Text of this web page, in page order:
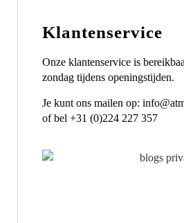
Klantenservice
Onze klantenservice is
zondag tijdens openingstijden.
Je kunt ons mailen op:
of bel +31 (0)224 227 357